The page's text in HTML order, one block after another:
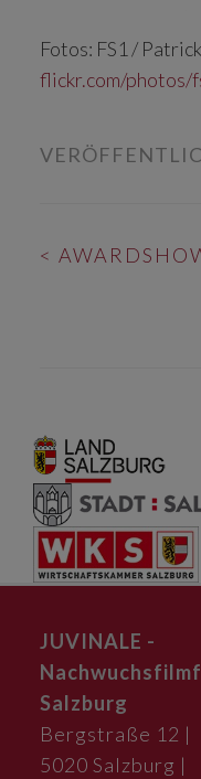
Fotos: FS1 /
flickr.com/photos/
<
JUVINALE -
Salzburg
Bergstraße 12 |
5020 Salzburg |